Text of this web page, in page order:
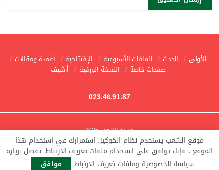
الأولى الحدث الملفات الأسبوعية الإفتتاحية
أعمدة ومقالات
صفحات خاصة
النسخة الورقية أرشيف
023.46.91.87
جريدة الشعب 2025
موقع الشعب يستخدم نظام الكوكيز. استمرارك في استخدام هذا
الموقع ، فإنك توافق على استخدام ملفات تعريف الارتباط. تفضل بزيارة
سياسة الخصوصية وملفات تعريف الارتباط
موافق